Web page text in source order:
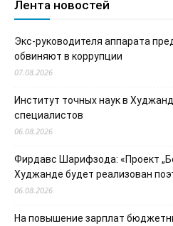
Лента новостей
Экс-руководителя аппарата
обвиняют в коррупции
07.08.2026
Институт точных наук в
специалистов
06.08.2026
Фирдавс Шарифзода: «Проект
Худжанде будет реализован
06.08.2026
На повышение зарплат